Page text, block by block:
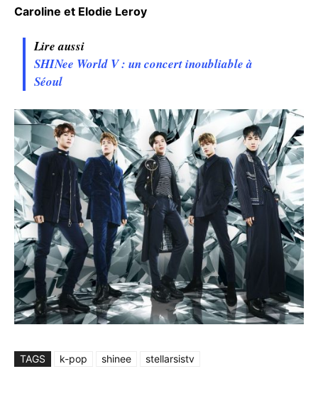
Caroline et Elodie Leroy
Lire aussi
SHINee World V : un concert inoubliable à
Séoul
TAGS k-pop shinee stellarsistv